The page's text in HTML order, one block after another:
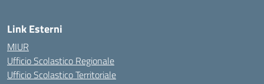
Link Esterni
MIUR
Ufficio Scolastico Regionale
Ufficio Scolastico Territoriale